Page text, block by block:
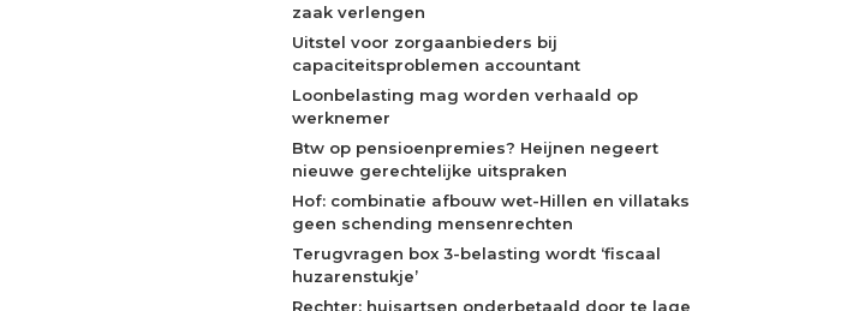
zaak verlengen
Uitstel voor zorgaanbieders bij
capaciteitsproblemen accountant
Loonbelasting mag worden verhaald op
werknemer
Btw op pensioenpremies? Heijnen negeert
nieuwe gerechtelijke uitspraken
Hof: combinatie afbouw wet-Hillen en villataks
geen schending mensenrechten
Terugvragen box 3-belasting wordt ‘fiscaal
huzarenstukje’
Rechter: huisartsen onderbetaald door te lage